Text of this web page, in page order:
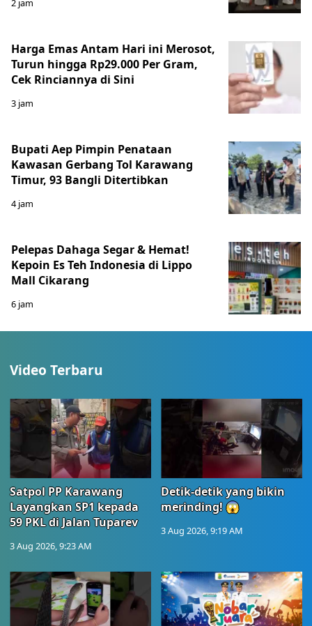
2 jam
Harga Emas Antam Hari ini Merosot,
Turun hingga Rp29.000 Per Gram,
Cek Rinciannya di Sini
3 jam
Bupati Aep Pimpin Penataan
Kawasan Gerbang Tol Karawang
Timur, 93 Bangli Ditertibkan
4 jam
Pelepas Dahaga Segar & Hemat!
Kepoin Es Teh Indonesia di Lippo
Mall Cikarang
6 jam
Video Terbaru
Satpol PP Karawang
Layangkan SP1 kepada
59 PKL di Jalan Tuparev
3 Aug 2026, 9:23 AM
Detik-detik yang bikin
merinding! 😱
3 Aug 2026, 9:19 AM